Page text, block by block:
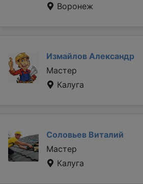
Воронеж
Измайлов Александр
Мастер
Калуга
Соловьев Виталий
Мастер
Калуга